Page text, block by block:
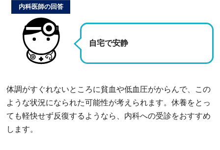
自宅で安静
内科医師の回答
体調がすぐれないところに貧血や低血圧がからんで、この
ような状況になられた可能性が考えられます。休養をとっ
ても軽快せず反復するようなら、内科への受診をおすすめ
します。